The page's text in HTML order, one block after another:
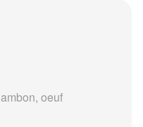
oeuf